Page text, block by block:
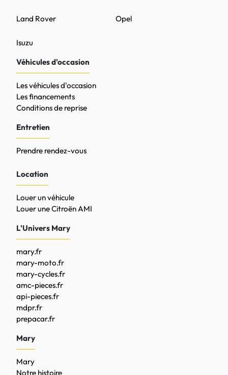
Opel
Land Rover
Isuzu
Véhicules d'occasion
Les véhicules d'occasion
Les financements
Conditions de reprise
Entretien
Prendre rendez-vous
Location
Louer un véhicule
Louer une Citroën AMI
L'Univers Mary
mary.fr
mary-moto.fr
mary-cycles.fr
amc-pieces.fr
api-pieces.fr
mdpr.fr
prepacar.fr
Mary
Mary
Notre histoire